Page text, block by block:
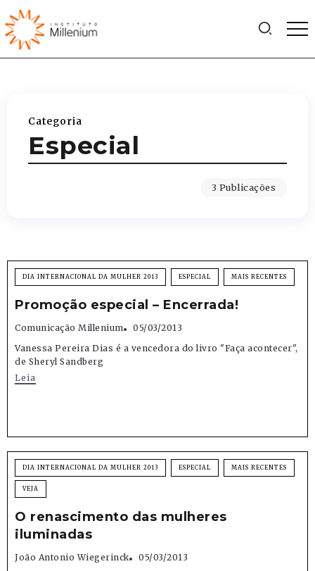
Categoria
Especial
3 Publicações
DIA INTERNACIONAL DA MULHER 2013 ESPECIAL MAIS RECENTES
Promoção especial – Encerrada!
Comunicação Millenium
05/03/2013
Vanessa Pereira Dias é a vencedora do livro "Faça acontecer",
de Sheryl Sandberg
Leia
DIA INTERNACIONAL DA MULHER 2013 ESPECIAL MAIS RECENTES
VEJA
O renascimento das mulheres
iluminadas
João Antonio Wiegerinck
05/03/2013